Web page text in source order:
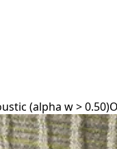
(alpha w > 0.50)